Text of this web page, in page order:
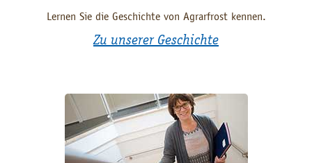
Lernen Sie die Geschichte von Agrarfrost kennen.
Zu unserer Geschichte